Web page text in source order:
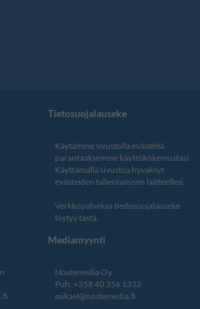
Tietosuojalauseke
Käytämme sivustolla evästeitä
parantaaksemme käyttökokemustasi.
Käyttämällä sivustoa hyväksyt
evästeiden tallentamisen laitteellesi.
Verkkopalvelun tiedosuojalauseke
löytyy tästä.
Mediamyynti
Nostemedia Oy
Puh. +358 40 356 1332
mikael@nostemedia.fi